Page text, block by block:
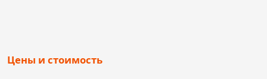
Цены и стоимость